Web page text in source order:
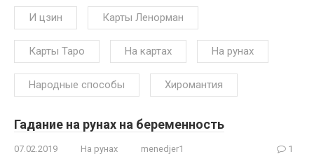
И цзин Карты Ленорман
Карты Таро На картах На рунах
Народные способы Хиромантия
Гадание на рунах на беременность
07.02.2019 На рунах menedjer1 1